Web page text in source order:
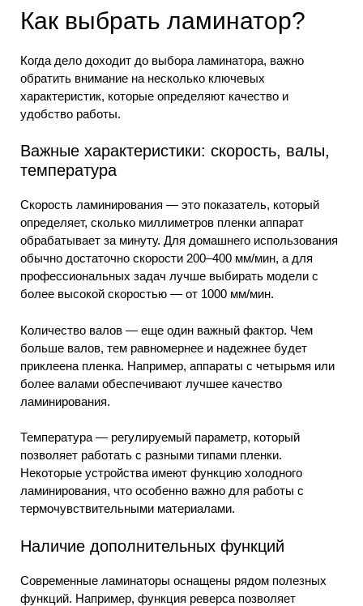
Как выбрать ламинатор?
Когда дело доходит до выбора ламинатора, важно
обратить внимание на несколько ключевых
характеристик, которые определяют качество и
удобство работы.
Важные характеристики: скорость, валы,
температура
Скорость ламинирования — это показатель, который
определяет, сколько миллиметров пленки аппарат
обрабатывает за минуту. Для домашнего использования
обычно достаточно скорости 200–400 мм/мин, а для
профессиональных задач лучше выбирать модели с
более высокой скоростью — от 1000 мм/мин.
Количество валов — еще один важный фактор. Чем
больше валов, тем равномернее и надежнее будет
приклеена пленка. Например, аппараты с четырьмя или
более валами обеспечивают лучшее качество
ламинирования.
Температура — регулируемый параметр, который
позволяет работать с разными типами пленки.
Некоторые устройства имеют функцию холодного
ламинирования, что особенно важно для работы с
термочувствительными материалами.
Наличие дополнительных функций
Современные ламинаторы оснащены рядом полезных
функций. Например, функция реверса позволяет